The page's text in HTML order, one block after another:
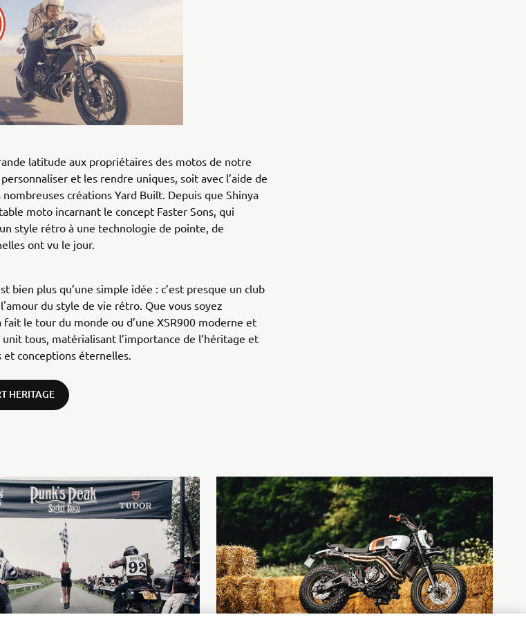
latitude aux propriétaires des motos de notre
et les rendre uniques, soit avec l’aide de
nombreuses créations Yard Built. Depuis que Shinya
moto incarnant le concept Faster Sons, qui
style rétro à une technologie de pointe, de
ont vu le jour.
bien plus qu’une simple idée : c’est presque un club
du style de vie rétro. Que vous soyez
fait le tour du monde ou d’une XSR900 moderne et
tous, matérialisant l’importance de l’héritage et
et conceptions éternelles.
HERITAGE